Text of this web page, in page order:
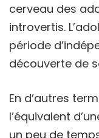
cerveau des
introvertis.
période
découverte de
En d’autres
l’équivalent
un peu de